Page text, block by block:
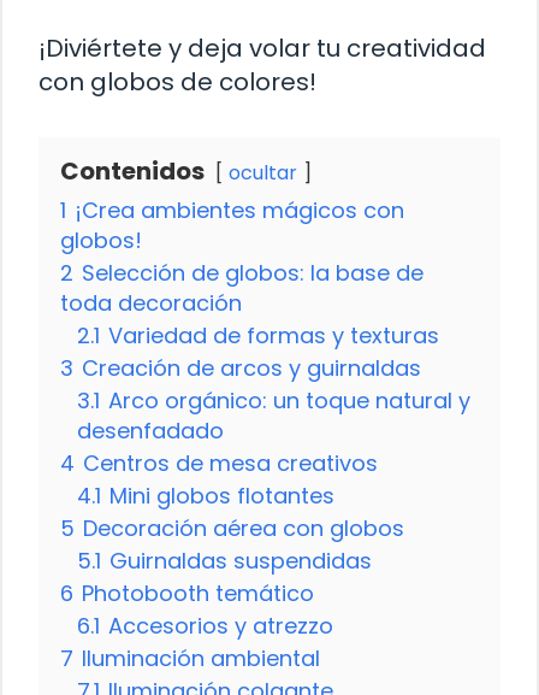
¡Diviértete y deja volar tu creatividad
con globos de colores!
Contenidos ocultar
1 ¡Crea ambientes mágicos con
globos!
2 Selección de globos: la base de
toda decoración
2.1 Variedad de formas y texturas
3 Creación de arcos y guirnaldas
3.1 Arco orgánico: un toque natural y
desenfadado
4 Centros de mesa creativos
4.1 Mini globos flotantes
5 Decoración aérea con globos
5.1 Guirnaldas suspendidas
6 Photobooth temático
6.1 Accesorios y atrezzo
7 Iluminación ambiental